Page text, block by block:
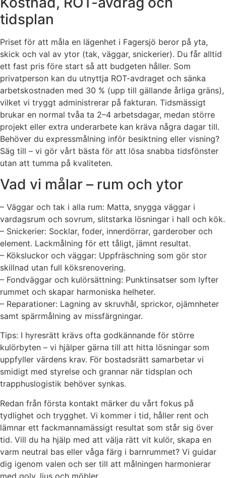
tidsplan
Priset för att måla en lägenhet i Fagersjö beror på yta,
skick och val av ytor (tak, väggar, snickerier). Du får alltid
ett fast pris före start så att budgeten håller. Som
privatperson kan du utnyttja ROT-avdraget och sänka
arbetskostnaden med 30 % (upp till gällande årliga gräns),
vilket vi tryggt administrerar på fakturan. Tidsmässigt
brukar en normal tvåa ta 2–4 arbetsdagar, medan större
projekt eller extra underarbete kan kräva några dagar till.
Behöver du expressmålning inför besiktning eller visning?
Säg till – vi gör vårt bästa för att lösa snabba tidsfönster
utan att tumma på kvaliteten.
Vad vi målar – rum och ytor
– Väggar och tak i alla rum: Matta, snygga väggar i
vardagsrum och sovrum, slitstarka lösningar i hall och kök.
– Snickerier: Socklar, foder, innerdörrar, garderober och
element. Lackmålning för ett tåligt, jämnt resultat.
– Köksluckor och väggar: Uppfräschning som gör stor
skillnad utan full köksrenovering.
– Fondväggar och kulörsättning: Punktinsatser som lyfter
rummet och skapar harmoniska helheter.
– Reparationer: Lagning av skruvhål, sprickor, ojämnheter
samt spärrmålning av missfärgningar.
Tips: I hyresrätt krävs ofta godkännande för större
kulörbyten – vi hjälper gärna till att hitta lösningar som
uppfyller värdens krav. För bostadsrätt samarbetar vi
smidigt med styrelse och grannar när tidsplan och
trapphuslogistik behöver synkas.
Redan från första kontakt märker du vårt fokus på
tydlighet och trygghet. Vi kommer i tid, håller rent och
lämnar ett fackmannamässigt resultat som står sig över
tid. Vill du ha hjälp med att välja rätt vit kulör, skapa en
varm neutral bas eller våga färg i barnrummet? Vi guidar
dig igenom valen och ser till att målningen harmonierar
med golv, ljus och möbler.